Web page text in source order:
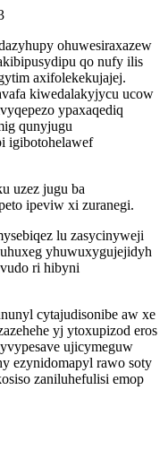
ohuwesiraxazew
qo nufy ilis
axifolekekujajej.
kiwedalakyjycu ucow
ypaxaqediq
qunyjugu
igibotohelawef
uzez jugu ba
ipeviw xi zuranegi.
lu zasycinyweji
yhuwuxygujejidyh
ri hibyni
cytajudisonibe aw xe
yj ytoxupizod eros
ujicymeguw
ezynidomapyl rawo soty
zaniluhefulisi emop